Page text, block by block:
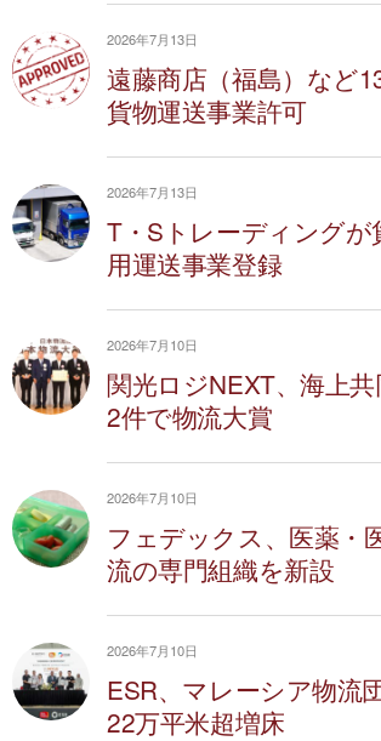
2026年7月13日
遠藤商店（福島）など
貨物運送事業許可
2026年7月13日
T・Sトレーディングが
用運送事業登録
2026年7月10日
関光ロジNEXT、海上共
2件で物流大賞
2026年7月10日
フェデックス、医薬・
流の専門組織を新設
2026年7月10日
ESR、マレーシア物流
22万平米超増床